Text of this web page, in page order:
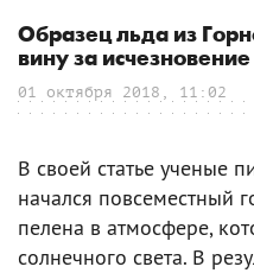
Образец льда из
вину за
01 октября 2018, 11:02
В своей статье ученые
начался повсеместный
пелена в атмосфере,
солнечного света. В